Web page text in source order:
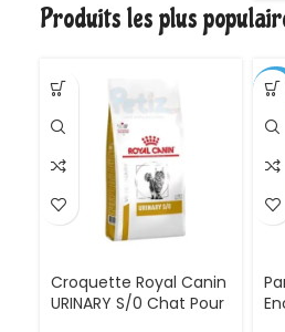
Produits les plus
Croquette Royal Canin
URINARY S/0 Chat Pour
-